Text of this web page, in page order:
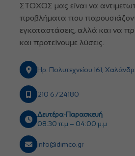
ΣΤΟΧΟΣ μας είναι να
προβλήματα που
εγκαταστάσεις, αλλά και να
και προτείνουμε λύσεις.
Ηρ. Πολυτεχνείου 161,
210 6724180
Δευτέρα-Παρασκευή
08:30 π.μ – 04:00 μ.μ
info@dimco.gr